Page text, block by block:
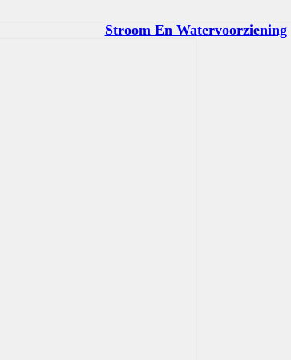
Stroom En Watervoorziening